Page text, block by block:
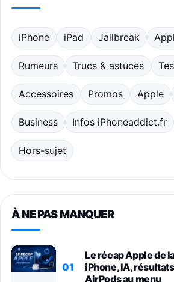
iPhone iPad Jailbreak
Rumeurs Trucs & astuces
Accessoires Promos Apple
Business Infos iPhoneaddict.fr
Hors-sujet
À NE PAS MANQUER
01
Le récap Apple de
iPhone, IA,
AirPods au menu